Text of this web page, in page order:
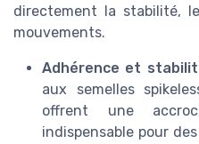
directement la stabilité,
mouvements.
Adhérence et
aux semelles
offrent une
indispensable pour